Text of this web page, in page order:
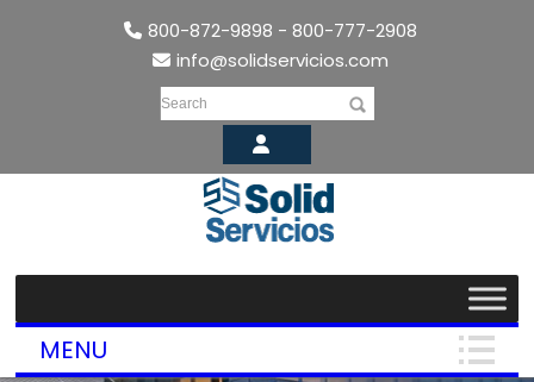
800-872-9898 - 800-777-2908
info@solidservicios.com
Search
MENU